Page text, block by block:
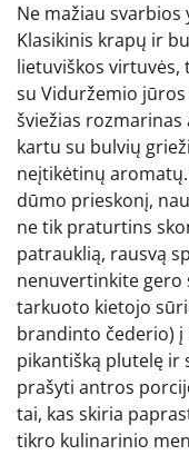
Ne mažiau
Klasikinis krapų ir
lietuviškos
su Viduržemio
šviežias
kartu su bulvių
neįtikėtinų
dūmo prieskonį,
ne tik praturtins
patrauklią, rausvą
nenuvertinkite gero
tarkuoto kietojo
brandinto čederio) į
pikantišką plutelę ir
prašyti antros
tai, kas skiria
tikro kulinarinio